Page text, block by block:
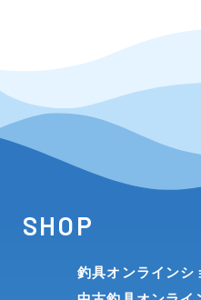
SHOP
釣具オンラインシ